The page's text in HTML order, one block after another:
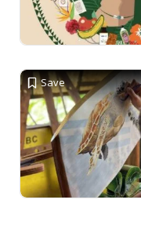
Save